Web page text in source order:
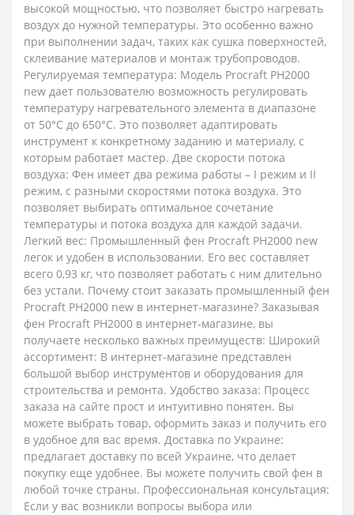
высокой мощностью, что позволяет быстро нагревать
воздух до нужной температуры. Это особенно важно
при выполнении задач, таких как сушка поверхностей,
склеивание материалов и монтаж трубопроводов.
Регулируемая температура: Модель Procraft PH2000
new дает пользователю возможность регулировать
температуру нагревательного элемента в диапазоне
от 50°C до 650°C. Это позволяет адаптировать
инструмент к конкретному заданию и материалу, с
которым работает мастер. Две скорости потока
воздуха: Фен имеет два режима работы – I режим и II
режим, с разными скоростями потока воздуха. Это
позволяет выбирать оптимальное сочетание
температуры и потока воздуха для каждой задачи.
Легкий вес: Промышленный фен Procraft PH2000 new
легок и удобен в использовании. Его вес составляет
всего 0,93 кг, что позволяет работать с ним длительно
без устали. Почему стоит заказать промышленный фен
Procraft PH2000 new в интернет-магазине? Заказывая
фен Procraft PH2000 в интернет-магазине, вы
получаете несколько важных преимуществ: Широкий
ассортимент: В интернет-магазине представлен
большой выбор инструментов и оборудования для
строительства и ремонта. Удобство заказа: Процесс
заказа на сайте прост и интуитивно понятен. Вы
можете выбрать товар, оформить заказ и получить его
в удобное для вас время. Доставка по Украине:
предлагает доставку по всей Украине, что делает
покупку еще удобнее. Вы можете получить свой фен в
любой точке страны. Профессиональная консультация:
Если у вас возникли вопросы выбора или